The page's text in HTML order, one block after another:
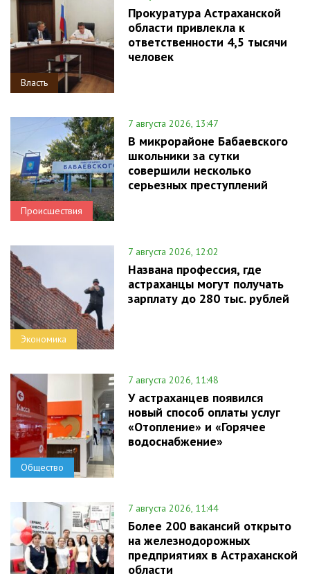
Власть
Прокуратура Астраханской
области привлекла к
ответственности 4,5 тысячи
человек
Происшествия
7 августа 2026, 13:47
В микрорайоне Бабаевского
школьники за сутки
совершили несколько
серьезных преступлений
Экономика
7 августа 2026, 12:02
Названа профессия, где
астраханцы могут получать
зарплату до 280 тыс. рублей
Общество
7 августа 2026, 11:48
У астраханцев появился
новый способ оплаты услуг
«Отопление» и «Горячее
водоснабжение»
7 августа 2026, 11:44
Более 200 вакансий открыто
на железнодорожных
предприятиях в Астраханской
области